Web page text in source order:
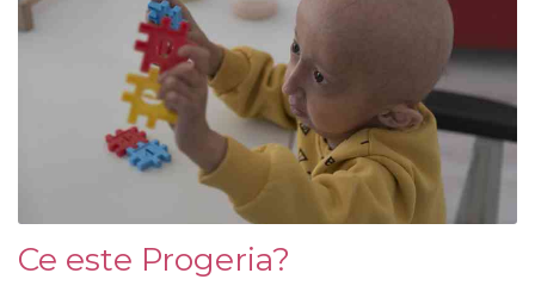
Ce este Progeria?